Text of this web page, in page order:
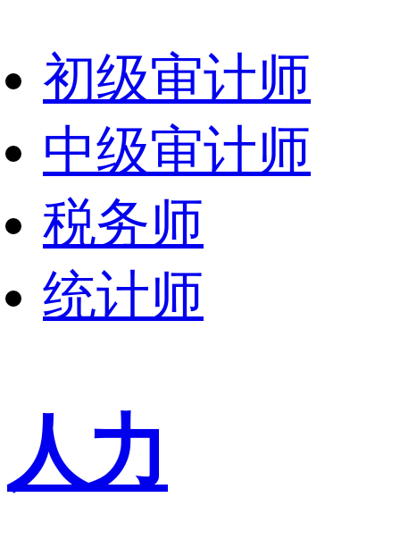
初级审计师
中级审计师
税务师
统计师
人力